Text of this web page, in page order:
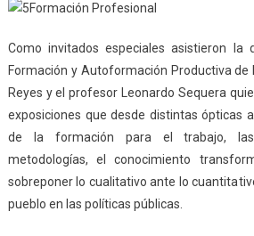
Como invitados especiales asistieron la
Formación y Autoformación Productiva
Reyes y el profesor Leonardo Sequera
exposiciones que desde distintas ópticas
de la formación para el trabajo, las
metodologías, el conocimiento
sobreponer lo cualitativo ante lo
pueblo en las políticas públicas.